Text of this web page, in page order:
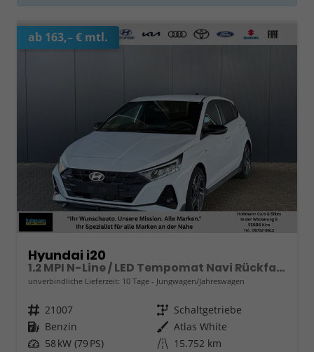
ab 163,– € mtl.
Hyundai i20
1.2 MPI N-Line / LED Tempomat Navi Rückfahrkamera Alu 17"
unverbindliche Lieferzeit: 10 Tage Jungwagen/Jahreswagen
Fahrzeugnr. 21007 Getriebe Schaltgetriebe
Kraftstoff Benzin Außenfarbe Atlas White
Leistung 58 kW (79 PS) Kilometerstand 15.752 km